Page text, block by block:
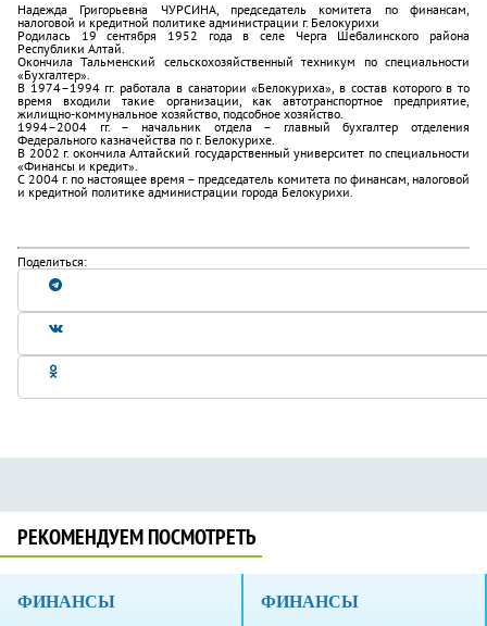
Надежда Григорьевна ЧУРСИНА, председатель комитета по финансам,
налоговой и кредитной политике администрации г. Белокурихи
Родилась 19 сентября 1952 года в селе Черга Шебалинского района
Республики Алтай.
Окончила Тальменский сельскохозяйственный техникум по специальности
«Бухгалтер».
В 1974–1994 гг. работала в санатории «Белокуриха», в состав которого в то
время входили такие организации, как автотранспортное предприятие,
жилищно-коммунальное хозяйство, подсобное хозяйство.
1994–2004 гг. – начальник отдела – главный бухгалтер отделения
Федерального казначейства по г. Белокурихе.
В 2002 г. окончила Алтайский государственный университет по специальности
«Финансы и кредит».
С 2004 г. по настоящее время – председатель комитета по финансам, налоговой
и кредитной политике администрации города Белокурихи.
Поделиться:
РЕКОМЕНДУЕМ ПОСМОТРЕТЬ
ФИНАНСЫ ФИНАНСЫ